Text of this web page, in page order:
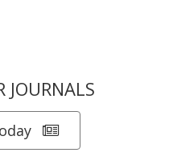
JOURNALS